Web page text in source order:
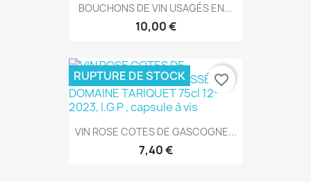
BOUCHONS DE VIN USAGÉS EN...
10,00 €
VIN ROSE COTES DE GASCOGNE...
7,40 €
RUPTURE DE STOCK favorite_border